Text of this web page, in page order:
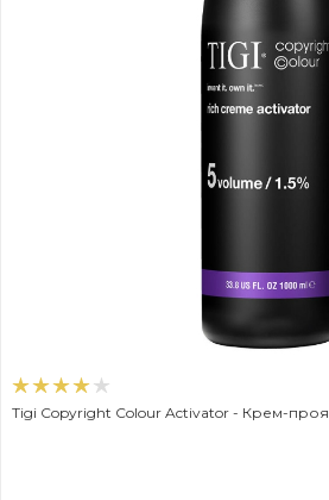
Tigi Copyright Colour Activator - Крем-